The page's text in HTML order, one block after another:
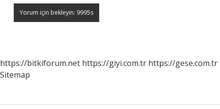
https://bitkiforum.net https://giyi.com.tr https://gese.com.tr
Sitemap